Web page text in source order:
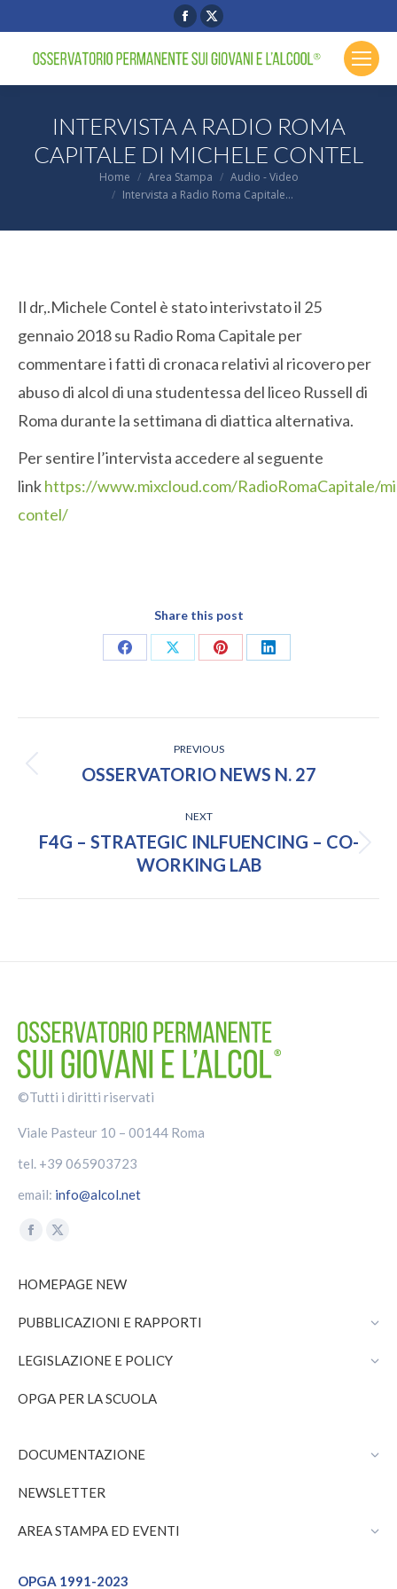
Facebook
page
opens
in
window
X
page
opens
in
window
INTERVISTA A RADIO ROMA
CAPITALE DI MICHELE CONTEL
You are here:Home Area Stampa
Audio - Video
Intervista a Radio Roma Capitale…
Il dr,.Michele Contel è stato interivstato il 25
gennaio 2018 su Radio Roma Capitale per
commentare i fatti di cronaca relativi al ricovero per
abuso di alcol di una studentessa del liceo Russell di
Roma durante la settimana di diattica alternativa.
Per sentire l’intervista accedere al seguente
linkhttps://www.mixcloud.com/RadioRomaCapitale/
contel/
Share this post
Share
Share
Share
Share
NAVIGATION
PREVIOUS
Previous
OSSERVATORIO NEWS N. 27
NEXT
Next
post:
F4G – STRATEGIC INLFUENCING – CO-
WORKING LAB
©Tutti i diritti riservati
Viale Pasteur 10 – 00144 Roma
tel. +39 065903723
email: info@alcol.net
Find us on:
Facebook
opens
new
window
X
opens
new
window
HOMEPAGE NEW
PUBBLICAZIONI E RAPPORTI
LEGISLAZIONE E POLICY
OPGA PER LA SCUOLA
DOCUMENTAZIONE
NEWSLETTER
AREA STAMPA ED EVENTI
OPGA 1991-2023